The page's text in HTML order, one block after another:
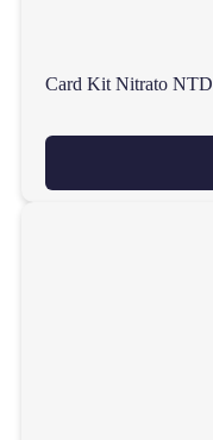
Card Kit Nitrato NTD